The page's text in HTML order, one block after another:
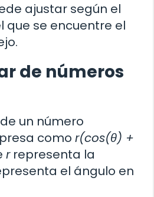
ajustar según el
que se encuentre el
de números
un número
como r(cos(θ) +
rrepresenta la
el ángulo en